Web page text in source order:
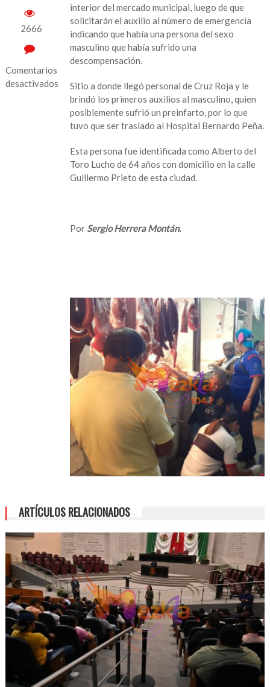
2666
Comentarios
desactivados
interior del mercado municipal, luego de que
solicitarán el auxilio al número de emergencia
indicando que había una persona del sexo
masculino que había sufrido una
descompensación.
Sitio a donde llegó personal de Cruz Roja y le
brindó los primeros auxilios al masculino, quien
posiblemente sufrió un preinfarto, por lo que
tuvo que ser traslado al Hospital Bernardo Peña.
Esta persona fue identificada como Alberto del
Toro Lucho de 64 años con domicilio en la calle
Guillermo Prieto de esta ciudad.
Por Sergio Herrera Montán.
ARTÍCULOS RELACIONADOS